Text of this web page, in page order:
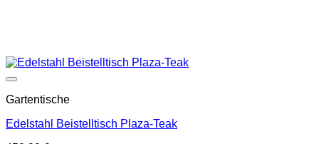
Gartentische
Edelstahl Beistelltisch Plaza-Teak